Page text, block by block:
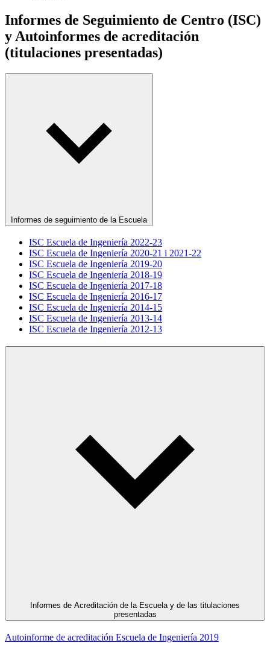
Informes de Seguimiento de Centro (ISC)
y Autoinformes de acreditación
(titulaciones presentadas)
Informes de seguimiento de la Escuela
ISC Escuela de Ingeniería 2022-23
ISC Escuela de Ingeniería 2020-21 i 2021-22
ISC Escuela de Ingeniería 2019-20
ISC Escuela de Ingeniería 2018-19
ISC Escuela de Ingeniería 2017-18
ISC Escuela de Ingeniería 2016-17
ISC Escuela de Ingeniería 2014-15
ISC Escuela de Ingeniería 2013-14
ISC Escuela de Ingeniería 2012-13
Informes de Acreditación de la Escuela y de las titulaciones
presentadas
Autoinforme de acreditación Escuela de Ingeniería 2019